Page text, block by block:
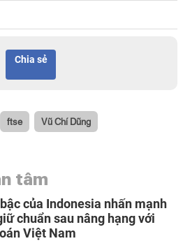
Chia sẻ
ftse Vũ Chí Dũng
tâm
của Indonesia nhấn mạnh
chuẩn sau nâng hạng với
Việt Nam